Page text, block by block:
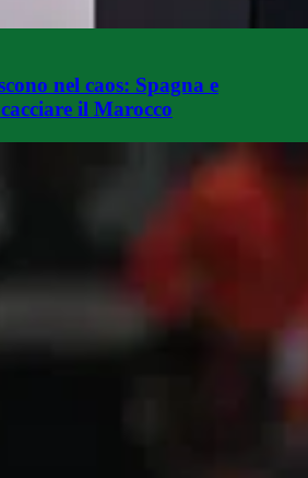
nel caos: Spagna e
il Marocco